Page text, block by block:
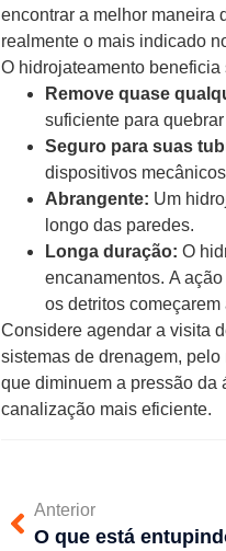
encontrar a melhor maneira
realmente o mais indicado
O hidrojateamento
Remove quase
suficiente para
Seguro para suas
dispositivos
Abrangente: Um
longo das paredes.
Longa duração: O
encanamentos. A
os detritos
Considere agendar a visita
sistemas de drenagem,
que diminuem a pressão da
canalização mais eficiente.
Anterior